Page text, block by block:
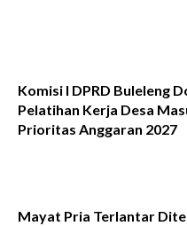
Komisi I DPRD Buleleng
Pelatihan Kerja Desa
Prioritas Anggaran 2027
Mayat Pria Terlantar